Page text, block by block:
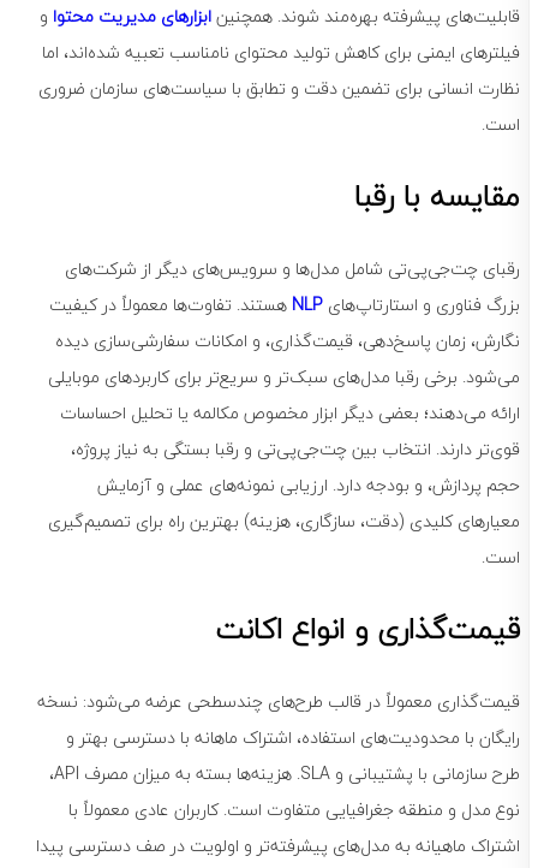
قابلیت‌های پیشرفته بهره‌مند شوند. همچنینابزارهای مدیریت محتواو
فیلترهای ایمنی برای کاهش تولید محتوای نامناسب تعبیه شده‌اند، اما
نظارت انسانی برای تضمین دقت و تطابق با سیاست‌های سازمان ضروری
است.
مقایسه با رقبا
رقبای چت‌جی‌پی‌تی شامل مدل‌ها و سرویس‌های دیگر از شرکت‌های
بزرگ فناوری و استارتاپ‌هایNLPهستند. تفاوت‌ها معمولاً در کیفیت
نگارش، زمان پاسخ‌دهی، قیمت‌گذاری، و امکانات سفارشی‌سازی دیده
می‌شود. برخی رقبا مدل‌های سبک‌تر و سریع‌تر برای کاربردهای موبایلی
ارائه می‌دهند؛ بعضی دیگر ابزار مخصوص مکالمه یا تحلیل احساسات
قوی‌تر دارند. انتخاب بین چت‌جی‌پی‌تی و رقبا بستگی به نیاز پروژه،
حجم پردازش، و بودجه دارد. ارزیابی نمونه‌های عملی و آزمایش
معیارهای کلیدی (دقت، سازگاری، هزینه) بهترین راه برای تصمیم‌گیری
است.
قیمت‌گذاری و انواع اکانت
قیمت‌گذاری معمولاً در قالب طرح‌های چندسطحی عرضه می‌شود: نسخه
رایگان با محدودیت‌های استفاده، اشتراک ماهانه با دسترسی بهتر و
طرح سازمانی با پشتیبانی و SLA. هزینه‌ها بسته به میزان مصرف API،
نوع مدل و منطقه جغرافیایی متفاوت است. کاربران عادی معمولاً با
اشتراک ماهیانه به مدل‌های پیشرفته‌تر و اولویت در صف دسترسی پیدا